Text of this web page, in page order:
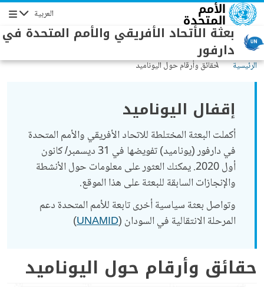
تجاوز إلى المحتوى الرئيسي العربية التنقل
بعثة الأتحاد الأفريقي والأمم المتحدة في
دارفور
الرئيسية حقائق وأرقام حول اليوناميد
إقفال اليوناميد
أكملت البعثة المختلطة للاتحاد الأفريقي والأمم المتحدة
في دارفور (يوناميد) تفويضها في 31 ديسمبر/ كانون
أول 2020. يمكنك العثور على معلومات حول الأنشطة
والإنجازات السابقة للبعثة على هذا الموقع.
وتواصل بعثة سياسية أخرى تابعة للأمم المتحدة دعم
المرحلة الانتقالية في السودان (UNAMID
)
حقائق وأرقام حول اليوناميد